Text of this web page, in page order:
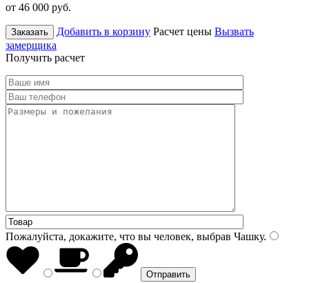
от 46 000 руб.
Заказать Добавить в корзину Расчет цены Вызвать
замерщика
Получить расчет
Пожалуйста, докажите, что вы человек, выбрав Чашку.